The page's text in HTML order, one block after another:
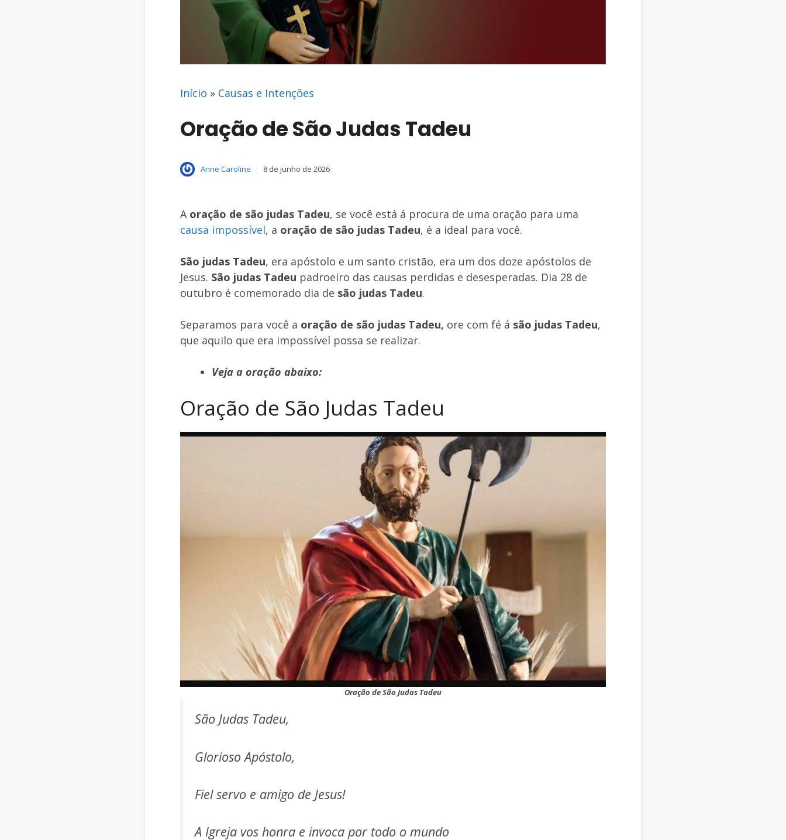
Início » Causas e Intenções
Oração de São Judas Tadeu
Anne Caroline 8 de junho de 2026
A oração de são judas Tadeu, se você está á procura de uma oração para uma
causa impossível, a oração de são judas Tadeu, é a ideal para você.
São judas Tadeu, era apóstolo e um santo cristão, era um dos doze apóstolos de
Jesus. São judas Tadeu padroeiro das causas perdidas e desesperadas. Dia 28 de
outubro é comemorado dia de são judas Tadeu.
Separamos para você a oração de são judas Tadeu, ore com fé á são judas Tadeu,
que aquilo que era impossível possa se realizar.
Veja a oração abaixo:
Oração de São Judas Tadeu
Oração de São Judas Tadeu
São Judas Tadeu,
Glorioso Apóstolo,
Fiel servo e amigo de Jesus!
A Igreja vos honra e invoca por todo o mundo